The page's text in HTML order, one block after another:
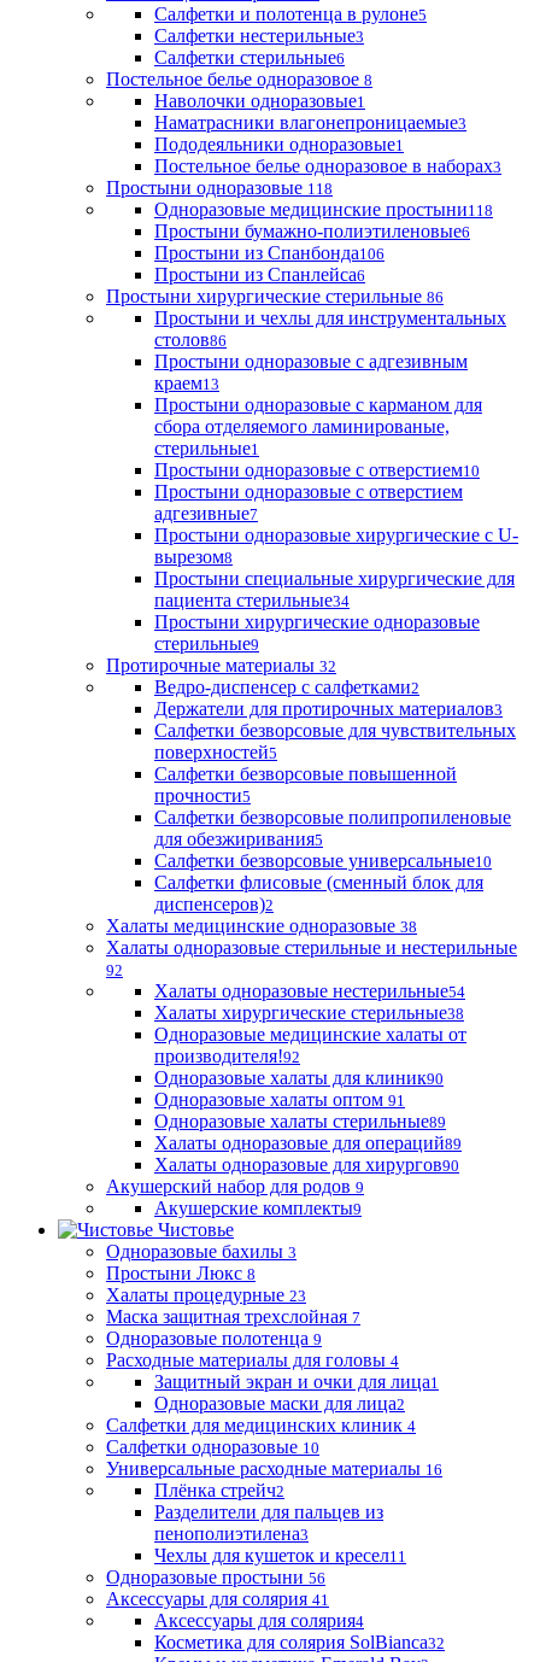
Салфетки и полотенца в рулоне5
Салфетки нестерильные3
Салфетки стерильные6
Постельное белье одноразовое 8
Наволочки одноразовые1
Наматрасники влагонепроницаемые3
Пододеяльники одноразовые1
Постельное белье одноразовое в наборах3
Простыни одноразовые 118
Одноразовые медицинские простыни118
Простыни бумажно-полиэтиленовые6
Простыни из Спанбонда106
Простыни из Спанлейса6
Простыни хирургические стерильные 86
Простыни и чехлы для инструментальных
столов86
Простыни одноразовые с адгезивным
краем13
Простыни одноразовые с карманом для
сбора отделяемого ламинированые,
стерильные1
Простыни одноразовые с отверстием10
Простыни одноразовые с отверстием
адгезивные7
Простыни одноразовые хирургические с U-
вырезом8
Простыни специальные хирургические для
пациента стерильные34
Простыни хирургические одноразовые
стерильные9
Протирочные материалы 32
Ведро-диспенсер с салфетками2
Держатели для протирочных материалов3
Салфетки безворсовые для чувствительных
поверхностей5
Салфетки безворсовые повышенной
прочности5
Салфетки безворсовые полипропиленовые
для обезжиривания5
Салфетки безворсовые универсальные10
Салфетки флисовые (сменный блок для
диспенсеров)2
Халаты медицинские одноразовые 38
Халаты одноразовые стерильные и нестерильные
92
Халаты одноразовые нестерильные54
Халаты хирургические стерильные38
Одноразовые медицинские халаты от
производителя!92
Одноразовые халаты для клиник90
Одноразовые халаты оптом 91
Одноразовые халаты стерильные89
Халаты одноразовые для операций89
Халаты одноразовые для хирургов90
Акушерский набор для родов 9
Акушерские комплекты9
Чистовье
Одноразовые бахилы 3
Простыни Люкс 8
Халаты процедурные 23
Маска защитная трехслойная 7
Одноразовые полотенца 9
Расходные материалы для головы 4
Защитный экран и очки для лица1
Одноразовые маски для лица2
Салфетки для медицинских клиник 4
Салфетки одноразовые 10
Универсальные расходные материалы 16
Плёнка стрейч2
Разделители для пальцев из
пенополиэтилена3
Чехлы для кушеток и кресел11
Одноразовые простыни 56
Аксессуары для солярия 41
Аксессуары для солярия4
Косметика для солярия SolBianca32